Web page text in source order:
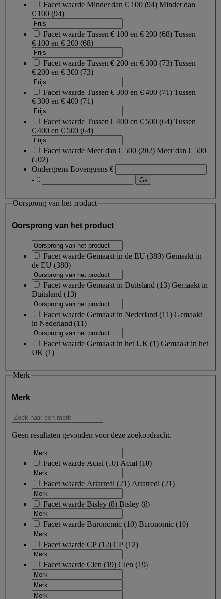
Facet waarde Minder dan € 100 (94) Minder dan
€ 100 (94)
Facet waarde Tussen € 100 en € 200 (68) Tussen
€ 100 en € 200 (68)
Facet waarde Tussen € 200 en € 300 (73) Tussen
€ 200 en € 300 (73)
Facet waarde Tussen € 300 en € 400 (71) Tussen
€ 300 en € 400 (71)
Facet waarde Tussen € 400 en € 500 (64) Tussen
€ 400 en € 500 (64)
Facet waarde Meer dan € 500 (202) Meer dan € 500
(202)
Ondergrens Bovengrens €
- €
Oorsprong van het product
Oorsprong van het product
Facet waarde Gemaakt in de EU (380) Gemaakt in
de EU (380)
Facet waarde Gemaakt in Duitsland (13) Gemaakt in
Duitsland (13)
Facet waarde Gemaakt in Nederland (11) Gemaakt
in Nederland (11)
Facet waarde Gemaakt in het UK (1) Gemaakt in het
UK (1)
Merk
Merk
Geen resultaten gevonden voor deze zoekopdracht.
Facet waarde Acial (10) Acial (10)
Facet waarde Artarredi (21) Artarredi (21)
Facet waarde Bisley (8) Bisley (8)
Facet waarde Buronomic (10) Buronomic (10)
Facet waarde CP (12) CP (12)
Facet waarde Clen (19) Clen (19)